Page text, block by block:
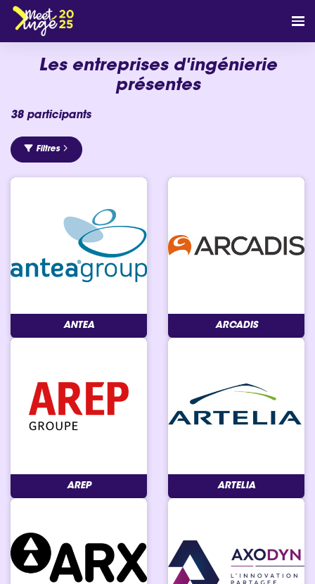
Les entreprises d'ingénierie
présentes
38 participants
Filtres
ANTEA ARCADIS
AREP ARTELIA